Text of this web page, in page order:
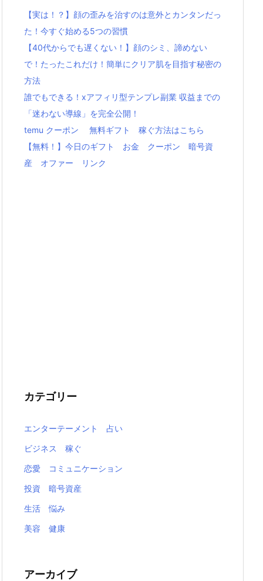
【実は！？】顔の歪みを治すのは意外とカンタンだっ
た！今すぐ始める5つの習慣
【40代からでも遅くない！】顔のシミ、諦めない
で！たったこれだけ！簡単にクリア肌を目指す秘密の
方法
誰でもできる！xアフィリ型テンプレ副業 収益までの
「迷わない導線」を完全公開！
temu クーポン 無料ギフト 稼ぐ方法はこちら
【無料！】今日のギフト お金 クーポン 暗号資
産 オファー リンク
カテゴリー
エンターテーメント 占い
ビジネス 稼ぐ
恋愛 コミュニケーション
投資 暗号資産
生活 悩み
美容 健康
アーカイブ